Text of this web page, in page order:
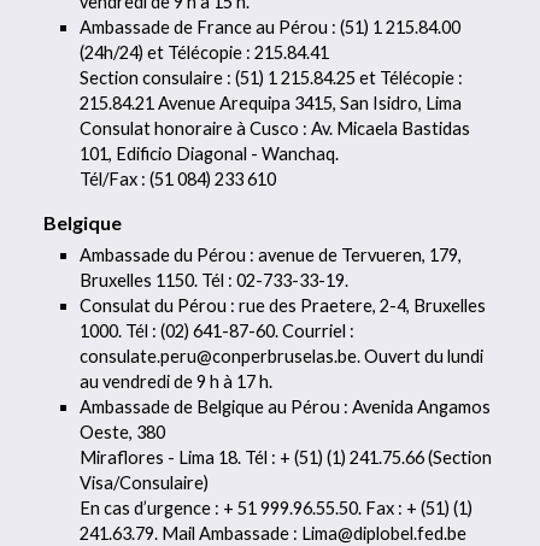
Ambassade de France au Pérou : (51) 1 215.84.00
(24h/24) et Télécopie : 215.84.41
Section consulaire : (51) 1 215.84.25 et Télécopie :
215.84.21 Avenue Arequipa 3415, San Isidro, Lima
Consulat honoraire à Cusco : Av. Micaela Bastidas
101, Edificio Diagonal - Wanchaq.
Tél/Fax : (51 084) 233 610
Belgique
Ambassade du Pérou : avenue de Tervueren, 179,
Bruxelles 1150. Tél : 02-733-33-19.
Consulat du Pérou : rue des Praetere, 2-4, Bruxelles
1000. Tél : (02) 641-87-60. Courriel :
consulate.peru@conperbruselas.be. Ouvert du lundi
au vendredi de 9 h à 17 h.
Ambassade de Belgique au Pérou : Avenida Angamos
Oeste, 380
Miraflores - Lima 18. Tél : + (51) (1) 241.75.66 (Section
Visa/Consulaire)
En cas d’urgence : + 51 999.96.55.50. Fax : + (51) (1)
241.63.79. Mail Ambassade : Lima@diplobel.fed.be